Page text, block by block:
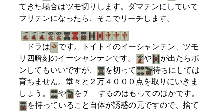
てきた場合はツモ切りします。ダマテンにしていて
フリテンになったら、そこでリーチします。
ドラは
です。トイトイのイーシャンテン、ツモ
リ四暗刻のイーシャンテンです。
や
が出たらポ
ンしてもいいですが、
を切って
待ちにしては
育ちません。堂々と２万４０００点を取りにいきま
しょう。
や
をチーするのはもってのほかです。
を持っていること自体が誘惑の元ですので、捨て